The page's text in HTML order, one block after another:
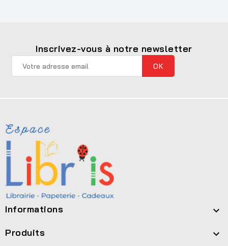
Inscrivez-vous à notre newsletter
Informations 
Produits 